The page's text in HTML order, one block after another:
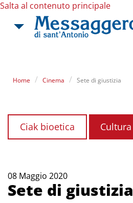
Salta al contenuto principale
Home Cinema Sete di giustizia
Ciak bioetica Cultura
08 Maggio 2020
Sete di giustizia